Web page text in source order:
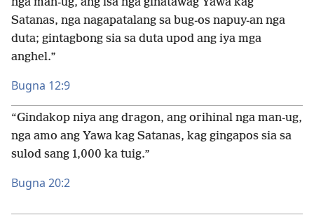
Satanas, nga nagapatalang sa bug-os napuy-an nga
duta; gintagbong sia sa duta upod ang iya mga
anghel.”
Bugna 12:9
“Gindakop niya ang dragon, ang orihinal nga man-ug,
nga amo ang Yawa kag Satanas, kag gingapos sia sa
sulod sang 1,000 ka tuig.”
Bugna 20:2